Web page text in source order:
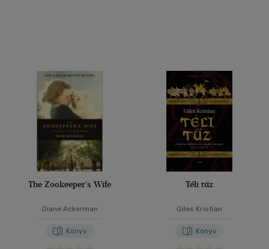
The Zookeeper's Wife
Diane Ackerman
Könyv
Téli tűz
Giles Kristian
Könyv